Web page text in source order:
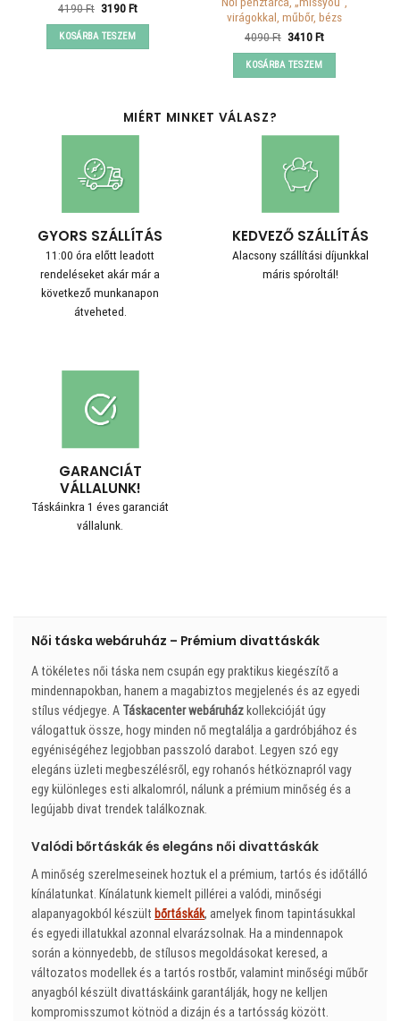
4190Ft Original
was:
4190 Ft.
3190FtCurrent
KOSÁRBA TESZEM
virágokkal, műbőr, bézs
4090Ft Original
was:
4090 Ft.
3410FtCurrent
KOSÁRBA TESZEM
MIÉRT MINKET VÁLASZ?
GYORS SZÁLLÍTÁS
11:00 óra előtt leadott
rendeléseket akár már a
következő munkanapon
átveheted.
KEDVEZŐ SZÁLLÍTÁS
Alacsony szállítási díjunkkal
máris spóroltál!
GARANCIÁT
VÁLLALUNK!
Táskáinkra 1 éves garanciát
vállalunk.
Női táska webáruház – Prémium divattáskák
A tökéletes női táska nem csupán egy praktikus kiegészítő a
mindennapokban, hanem a magabiztos megjelenés és az egyedi
stílus védjegye. A Táskacenter webáruházkollekcióját úgy
válogattuk össze, hogy minden nő megtalálja a gardróbjához és
egyéniségéhez legjobban passzoló darabot. Legyen szó egy
elegáns üzleti megbeszélésről, egy rohanós hétköznapról vagy
egy különleges esti alkalomról, nálunk a prémium minőség és a
legújabb divat trendek találkoznak.
Valódi bőrtáskák és elegáns női divattáskák
A minőség szerelmeseinek hoztuk el a prémium, tartós és időtálló
kínálatunkat. Kínálatunk kiemelt pillérei a valódi, minőségi
alapanyagokból készült bőrtáskák, amelyek finom tapintásukkal
és egyedi illatukkal azonnal elvarázsolnak. Ha a mindennapok
során a könnyedebb, de stílusos megoldásokat keresed, a
változatos modellek és a tartós rostbőr, valamint minőségi műbőr
anyagból készült divattáskáink garantálják, hogy ne kelljen
kompromisszumot kötnöd a dizájn és a tartósság között.